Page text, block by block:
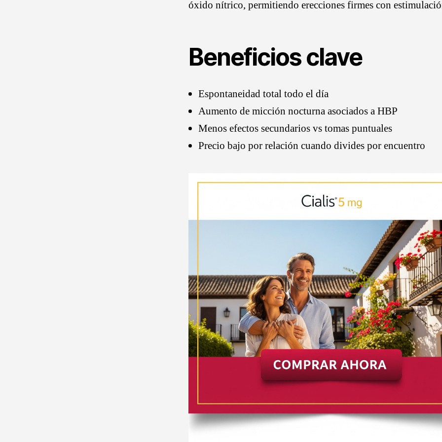
óxido nítrico, permitiendo erecciones firmes con
Beneficios clave
Espontaneidad total todo el día
Aumento de micción nocturna asociados a HBP
Menos efectos secundarios vs tomas puntuales
Precio bajo por relación cuando divides por encuentro